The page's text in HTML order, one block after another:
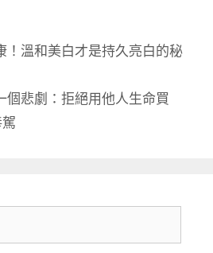
！溫和美白才是持久亮白的秘
個悲劇：拒絕用他人生命買